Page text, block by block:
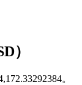
）
。